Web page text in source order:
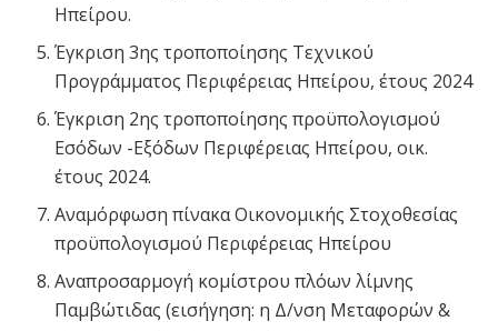
Ηπείρου.
Έγκριση 3ης τροποποίησης Τεχνικού
Προγράμματος Περιφέρειας Ηπείρου, έτους 2024
Έγκριση 2ης τροποποίησης προϋπολογισμού
Εσόδων -Εξόδων Περιφέρειας Ηπείρου, οικ.
έτους 2024.
Αναμόρφωση πίνακα Οικονομικής Στοχοθεσίας
προϋπολογισμού Περιφέρειας Ηπείρου
Αναπροσαρμογή κομίστρου πλόων λίμνης
Παμβώτιδας (εισήγηση: η Δ/νση Μεταφορών &